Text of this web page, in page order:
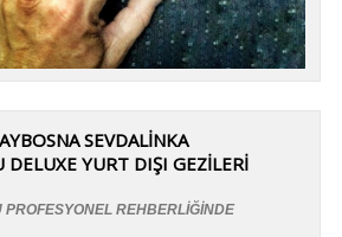
SEVDALİNKA
DELUXE YURT DIŞI GEZİLERİ
PROFESYONEL REHBERLİĞİNDE